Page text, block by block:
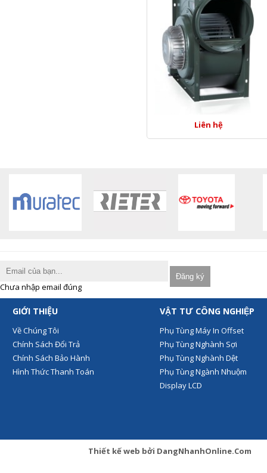
Liên hệ
Chưa nhập email đúng
GIỚI THIỆU
Về Chúng Tôi
Chính Sách Đổi Trả
Chính Sách Bảo Hành
Hình Thức Thanh Toán
VẬT TƯ CÔNG NGHIỆP
Phụ Tùng Máy In Offset
Phụ Tùng Nghành Sợi
Phụ Tùng Nghành Dệt
Phụ Tùng Ngành Nhuộm
Display LCD
Thiết kế web bởi DangNhanhOnline.Com